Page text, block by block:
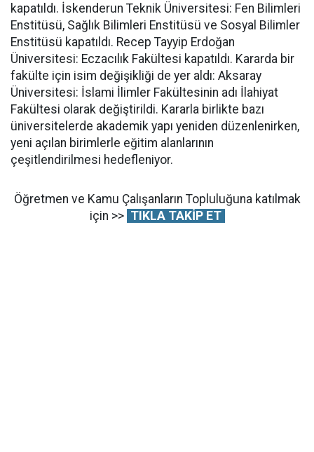
kapatıldı. İskenderun Teknik Üniversitesi: Fen Bilimleri
Enstitüsü, Sağlık Bilimleri Enstitüsü ve Sosyal Bilimler
Enstitüsü kapatıldı. Recep Tayyip Erdoğan
Üniversitesi: Eczacılık Fakültesi kapatıldı. Kararda bir
fakülte için isim değişikliği de yer aldı: Aksaray
Üniversitesi: İslami İlimler Fakültesinin adı İlahiyat
Fakültesi olarak değiştirildi. Kararla birlikte bazı
üniversitelerde akademik yapı yeniden düzenlenirken,
yeni açılan birimlerle eğitim alanlarının
çeşitlendirilmesi hedefleniyor.
Öğretmen ve Kamu Çalışanların Topluluğuna katılmak
için >> TIKLA TAKİP ET